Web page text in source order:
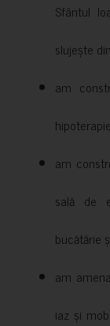
Sfântul
slujește
am
am
sală de
bucătărie
am
iaz și